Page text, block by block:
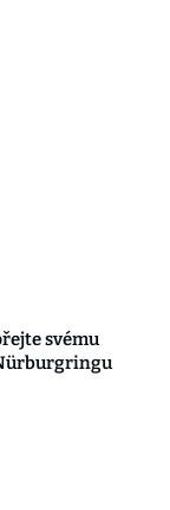
svému